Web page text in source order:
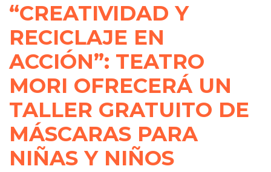
“CREATIVIDAD Y
RECICLAJE EN
ACCIÓN”: TEATRO
MORI OFRECERÁ UN
TALLER GRATUITO DE
MÁSCARAS PARA
NIÑAS Y NIÑOS